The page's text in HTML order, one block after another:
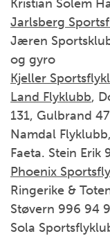
Kristian Solem
Jarlsberg
Jæren
og gyro
Kjeller
Land Flyklubb,
131, Gulbrand
Namdal
Faeta. Stein Erik
Phoenix
Ringerike &
Støvern 996 94
Sola